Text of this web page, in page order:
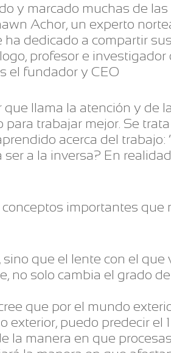
y marcado muchas de
Achor, un experto
dedicado a compartir
profesor e
el fundador y CEO
llama la atención y de
trabajar mejor. Se
acerca del trabajo:
a la inversa? En
importantes
que el lente con el
no solo cambia el grado
que por el mundo
puedo predecir el
la manera en que